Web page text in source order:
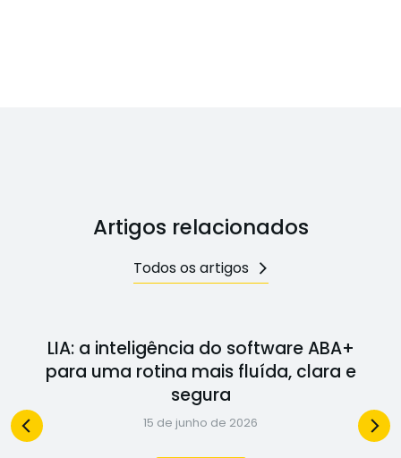
Artigos relacionados
Todos os artigos
LIA: a inteligência do software ABA+
para uma rotina mais fluída, clara e
segura
15 de junho de 2026